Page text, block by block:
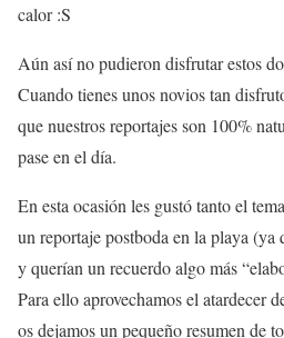
calor :S
Aún así no pudieron disfrutar estos
Cuando tienes unos novios tan
que nuestros reportajes son 100%
pase en el día.
En esta ocasión les gustó tanto el
un reportaje postboda en la playa
y querían un recuerdo algo más
Para ello aprovechamos el atardecer
os dejamos un pequeño resumen de